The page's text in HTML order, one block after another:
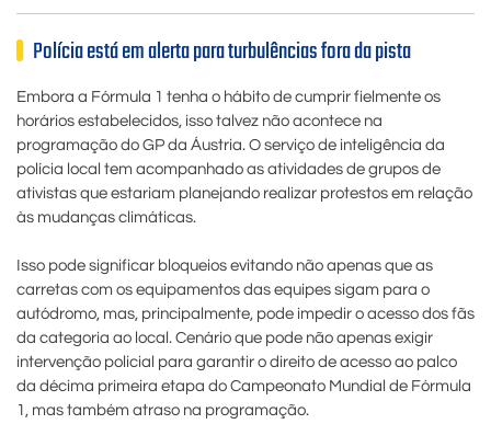
Polícia está em alerta para turbulências fora da pista
Embora a Fórmula 1 tenha o hábito de cumprir fielmente os
horários estabelecidos, isso talvez não acontece na
programação do GP da Áustria. O serviço de inteligência da
polícia local tem acompanhado as atividades de grupos de
ativistas que estariam planejando realizar protestos em relação
às mudanças climáticas.
Isso pode significar bloqueios evitando não apenas que as
carretas com os equipamentos das equipes sigam para o
autódromo, mas, principalmente, pode impedir o acesso dos fãs
da categoria ao local. Cenário que pode não apenas exigir
intervenção policial para garantir o direito de acesso ao palco
da décima primeira etapa do Campeonato Mundial de Fórmula
1, mas também atraso na programação.